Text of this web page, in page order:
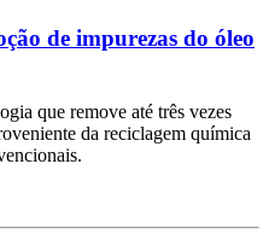
de impurezas do óleo
que remove até três vezes
da reciclagem química